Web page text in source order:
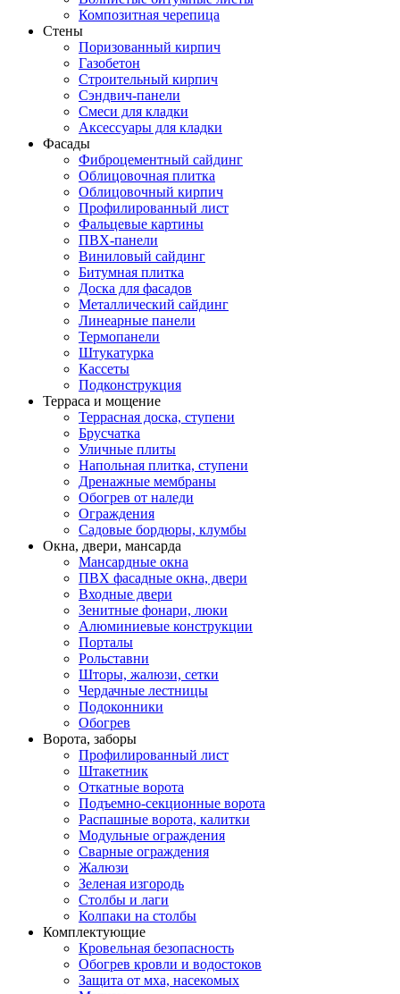
Композитная черепица
Стены
Поризованный кирпич
Газобетон
Строительный кирпич
Сэндвич-панели
Смеси для кладки
Аксессуары для кладки
Фасады
Фиброцементный сайдинг
Облицовочная плитка
Облицовочный кирпич
Профилированный лист
Фальцевые картины
ПВХ-панели
Виниловый сайдинг
Битумная плитка
Доска для фасадов
Металлический сайдинг
Линеарные панели
Термопанели
Штукатурка
Кассеты
Подконструкция
Терраса и мощение
Террасная доска, ступени
Брусчатка
Уличные плиты
Напольная плитка, ступени
Дренажные мембраны
Обогрев от наледи
Ограждения
Садовые бордюры, клумбы
Окна, двери, мансарда
Мансардные окна
ПВХ фасадные окна, двери
Входные двери
Зенитные фонари, люки
Алюминиевые конструкции
Порталы
Рольставни
Шторы, жалюзи, сетки
Чердачные лестницы
Подоконники
Обогрев
Ворота, заборы
Профилированный лист
Штакетник
Откатные ворота
Подъемно-секционные ворота
Распашные ворота, калитки
Модульные ограждения
Сварные ограждения
Жалюзи
Зеленая изгородь
Столбы и лаги
Колпаки на столбы
Комплектующие
Кровельная безопасность
Обогрев кровли и водостоков
Защита от мха, насекомых